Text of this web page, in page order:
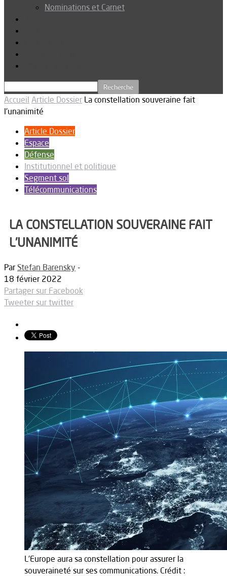
Nominations et Carnet
Accueil Article Dossier La constellation souveraine fait
l’unanimité
Article Dossier
Espace
Défense
Institutionnel et politique
Segment sol
Télécommunications
LA CONSTELLATION SOUVERAINE FAIT
L’UNANIMITÉ
Par Stefan Barensky -
18 février 2022
Partager sur Facebook
Tweeter sur twitter
L'Europe aura sa constellation pour assurer la
souveraineté sur ses communications. Crédit :